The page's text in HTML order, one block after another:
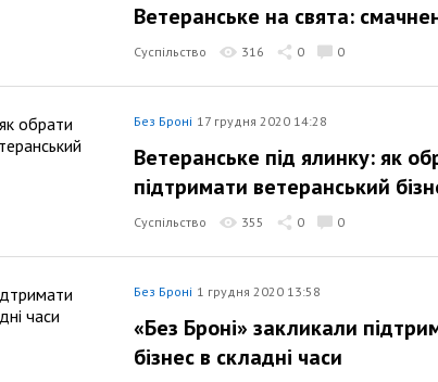
Ветеранське на свята:
Суспільство 316 0 0
Без Броні 17 грудня 2020 14:28
Ветеранське під ялинку: як
підтримати ветеранський
Суспільство 355 0 0
Без Броні 1 грудня 2020 13:58
«Без Броні» закликали
бізнес в складні часи